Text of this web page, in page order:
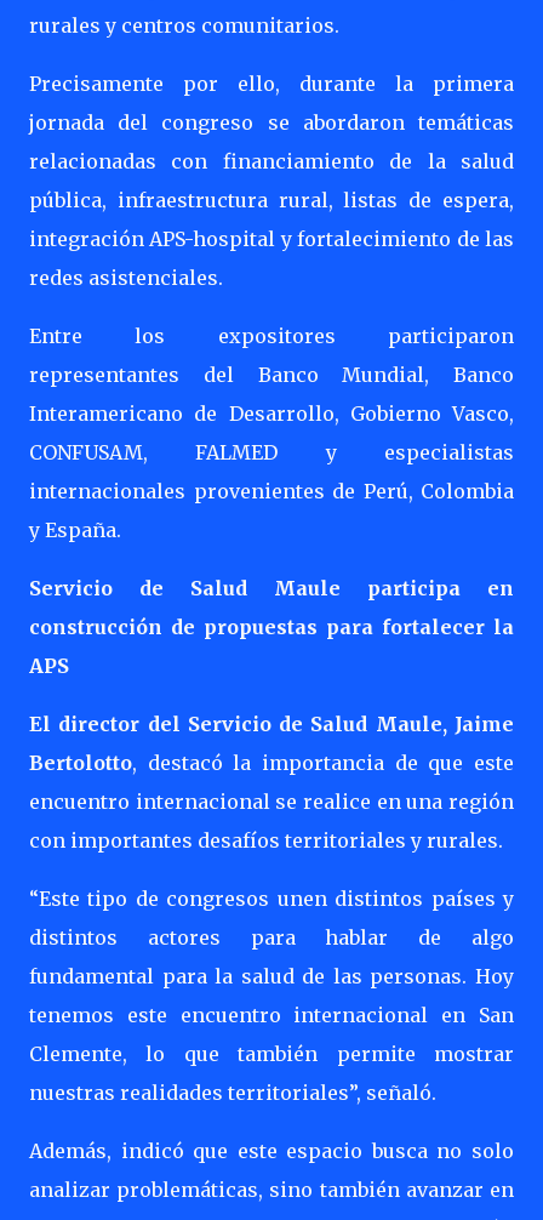
rurales y centros comunitarios.
Precisamente por ello, durante la primera
jornada del congreso se abordaron temáticas
relacionadas con financiamiento de la salud
pública, infraestructura rural, listas de espera,
integración APS-hospital y fortalecimiento de las
redes asistenciales.
Entre los expositores participaron
representantes del Banco Mundial, Banco
Interamericano de Desarrollo, Gobierno Vasco,
CONFUSAM, FALMED y especialistas
internacionales provenientes de Perú, Colombia
y España.
Servicio de Salud Maule participa en
construcción de propuestas para fortalecer la
APS
El director del Servicio de Salud Maule, Jaime
Bertolotto, destacó la importancia de que este
encuentro internacional se realice en una región
con importantes desafíos territoriales y rurales.
“Este tipo de congresos unen distintos países y
distintos actores para hablar de algo
fundamental para la salud de las personas. Hoy
tenemos este encuentro internacional en San
Clemente, lo que también permite mostrar
nuestras realidades territoriales”, señaló.
Además, indicó que este espacio busca no solo
analizar problemáticas, sino también avanzar en